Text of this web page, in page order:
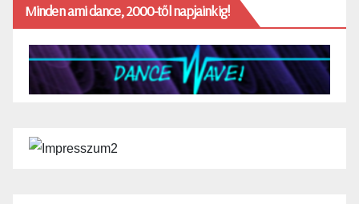
Minden ami dance, 2000-től napjainkig!